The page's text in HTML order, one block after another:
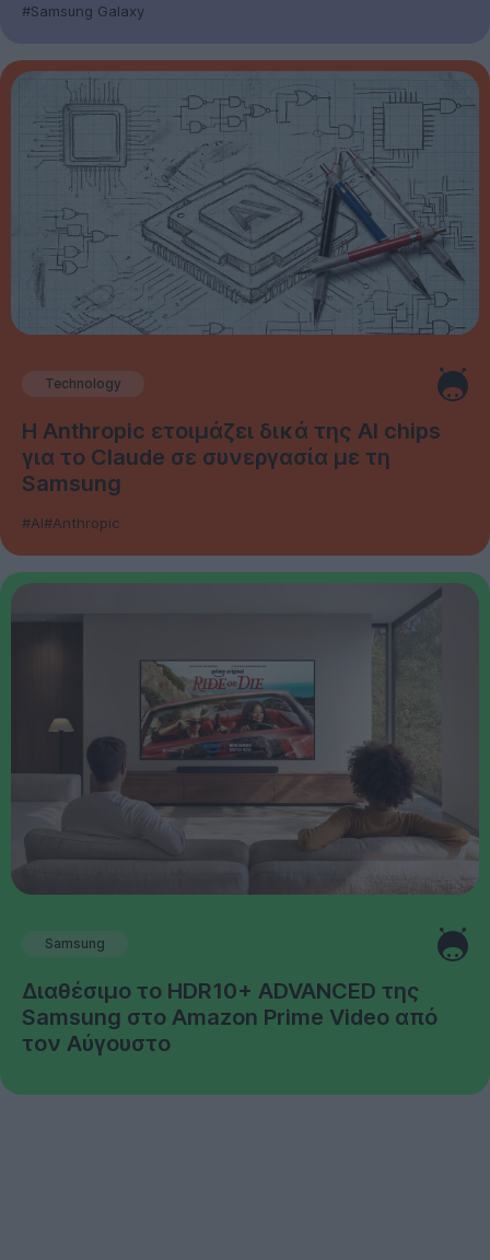
#Samsung Galaxy
Technology
Η Anthropic ετοιμάζει δικά της AI chips
για το Claude σε συνεργασία με τη
Samsung
#AI#Anthropic
Samsung
Διαθέσιμο το HDR10+ ADVANCED της
Samsung στο Amazon Prime Video από
τον Αύγουστο